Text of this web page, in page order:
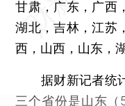
甘肃，广东，广西
湖北，吉林，江苏
西，山西，山东，
据财新记者统计
三个省份是山东